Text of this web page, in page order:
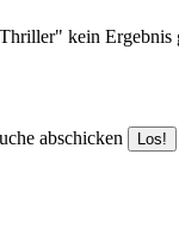
kein Ergebnis
abschicken